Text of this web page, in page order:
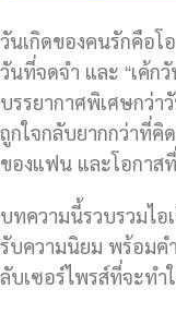
วันเกิดของคนรักคือ
วันที่จดจำ และ “เค้ก
บรรยากาศพิเศษกว่า
ถูกใจกลับยากกว่าที่คิ
ของแฟน และโอกาส
บทความนี้รวบรวมไอ
รับความนิยม พร้อมค
ลับเซอร์ไพรส์ที่จะทำ